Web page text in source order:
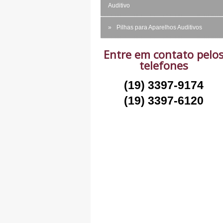
Auditivo
Pilhas para Aparelhos Auditivos
Entre em contato
telefones
(19) 3397-9174
(19) 3397-6120